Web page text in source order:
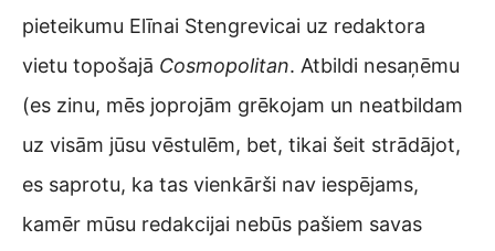
pieteikumu Elīnai Stengrevicai uz redaktora
vietu topošajā Cosmopolitan. Atbildi nesaņēmu
(es zinu, mēs joprojām grēkojam un neatbildam
uz visām jūsu vēstulēm, bet, tikai šeit strādājot,
es saprotu, ka tas vienkārši nav iespējams,
kamēr mūsu redakcijai nebūs pašiem savas